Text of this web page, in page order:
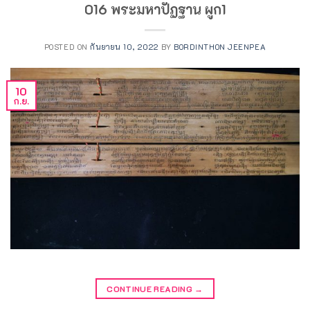
016 พระมหาปัฏฐาน ผูก1
POSTED ONกันยายน 10, 2022 BY BORDINTHON JEENPEA
10
ก.ย.
CONTINUE READING →